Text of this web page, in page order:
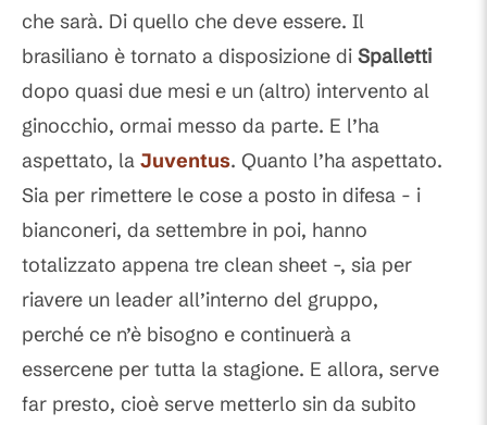
che sarà. Di quello che deve essere. Il
brasiliano è tornato a disposizione di Spalletti
dopo quasi due mesi e un (altro) intervento al
ginocchio, ormai messo da parte. E l’ha
aspettato, la Juventus. Quanto l’ha aspettato.
Sia per rimettere le cose a posto in difesa - i
bianconeri, da settembre in poi, hanno
totalizzato appena tre clean sheet -, sia per
riavere un leader all’interno del gruppo,
perché ce n’è bisogno e continuerà a
essercene per tutta la stagione. E allora, serve
far presto, cioè serve metterlo sin da subito